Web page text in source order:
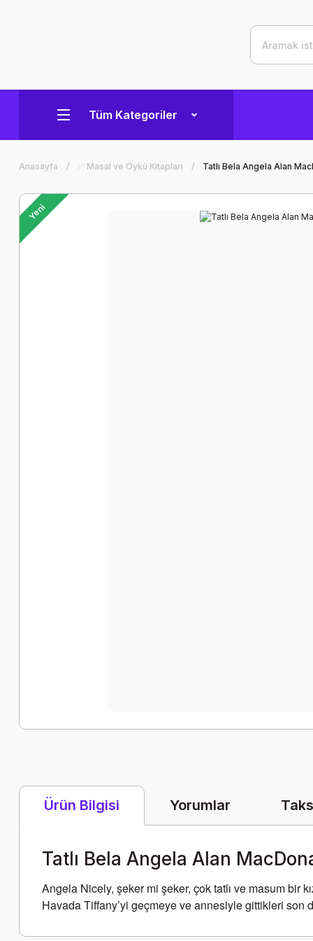
Tüm Kategoriler
Anasayfa ✅ Masal ve Öykü Kitapları Tatlı Bela Angela Alan
Yeni
Ürün Bilgisi Yorumlar
Tatlı Bela Angela Alan
Angela Nicely, şeker mi şeker, çok tatlı ve masum bir
Havada Tiffany’yi geçmeye ve annesiyle gittikleri son